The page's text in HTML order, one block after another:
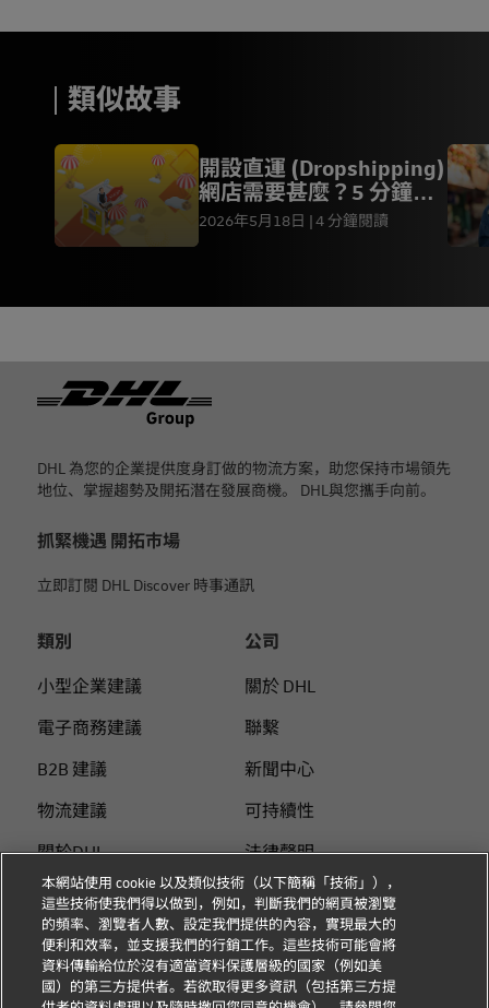
類似故事
開設直運 (Dropshipping)
網店需要甚麼？5 分鐘快
速了解要點
2026年5月18日 4 分鐘閱讀
DHL 為您的企業提供度身訂做的物流方案，助您保持市場領先
地位、掌握趨勢及開拓潛在發展商機。 DHL與您攜手向前。
抓緊機遇 開拓市場
立即訂閱 DHL Discover 時事通訊
類別
小型企業建議
電子商務建議
B2B 建議
物流建議
關於DHL
使用DHL付運
個人付運指南
公司
關於 DHL
聯繫
新聞中心
可持續性
法律聲明
使用條款
隱私
Cookie 设置
本網站使用 cookie 以及類似技術（以下簡稱「技術」），
這些技術使我們得以做到，例如，判斷我們的網頁被瀏覽
的頻率、瀏覽者人數、設定我們提供的內容，實現最大的
便利和效率，並支援我們的行銷工作。這些技術可能會將
資料傳輸給位於沒有適當資料保護層級的國家（例如美
國）的第三方提供者。若欲取得更多資訊（包括第三方提